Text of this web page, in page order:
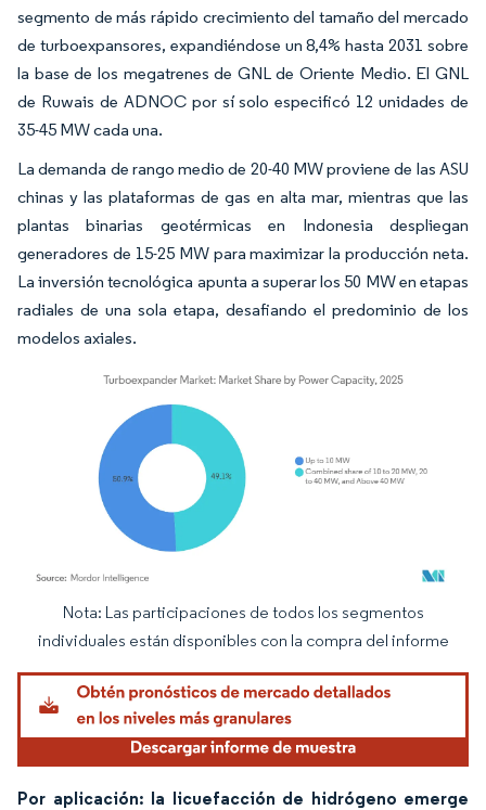
segmento de más rápido crecimiento del tamaño del mercado
de turboexpansores, expandiéndose un 8,4% hasta 2031 sobre
la base de los megatrenes de GNL de Oriente Medio. El GNL
de Ruwais de ADNOC por sí solo especificó 12 unidades de
35-45 MW cada una.
La demanda de rango medio de 20-40 MW proviene de las ASU
chinas y las plataformas de gas en alta mar, mientras que las
plantas binarias geotérmicas en Indonesia despliegan
generadores de 15-25 MW para maximizar la producción neta.
La inversión tecnológica apunta a superar los 50 MW en etapas
radiales de una sola etapa, desafiando el predominio de los
modelos axiales.
Imagen © Mordor Intelligence. El uso requiere atribución según CC BY 4.0.
Nota: Las participaciones de todos los segmentos
individuales están disponibles con la compra del informe
Por aplicación: la licuefacción de hidrógeno emerge